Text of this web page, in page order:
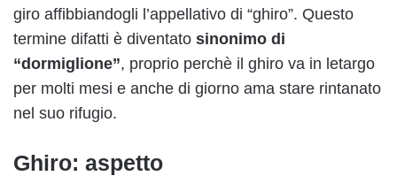
giro affibbiandogli l’appellativo di “ghiro”. Questo
termine difatti è diventato sinonimo di
“dormiglione”, proprio perchè il ghiro va in letargo
per molti mesi e anche di giorno ama stare rintanato
nel suo rifugio.
Ghiro: aspetto